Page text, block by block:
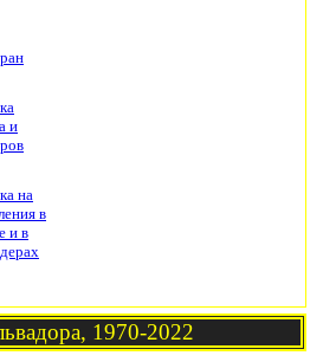
и
на
в
и в
1970-2022